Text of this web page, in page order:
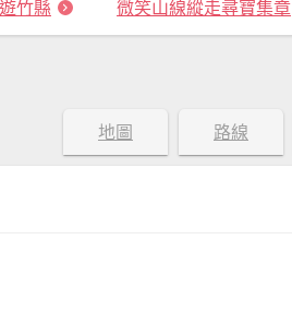
竹縣 微笑山線縱走尋寶集章
地圖 路線